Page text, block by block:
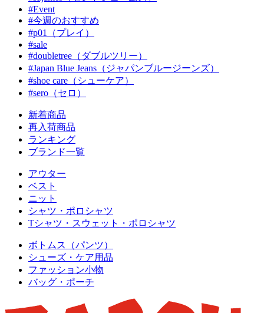
#Event
#今週のおすすめ
#p01（プレイ）
#sale
#doubletree（ダブルツリー）
#Japan Blue Jeans（ジャパンブルージーンズ）
#shoe care（シューケア）
#sero（セロ）
新着商品
再入荷商品
ランキング
ブランド一覧
アウター
ベスト
ニット
シャツ・ポロシャツ
Tシャツ・スウェット・ポロシャツ
ボトムス（パンツ）
シューズ・ケア用品
ファッション小物
バッグ・ポーチ